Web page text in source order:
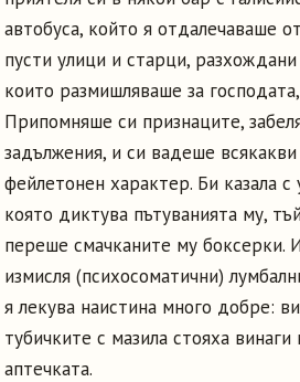
автобуса, който я отдалечаваше
пусти улици и старци,
които размишляваше за
Припомняше си признаците,
задължения, и си вадеше
фейлетонен характер. Би казала
която диктува пътуванията му,
переше смачканите му боксерки.
измисля (психосоматични)
я лекува наистина много добре:
тубичките с мазила стояха
аптечката.